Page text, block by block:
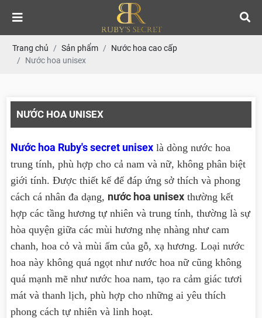
Trang chủ Sản phẩm
Nước hoa cao cấp
Nước hoa unisex
NƯỚC HOA UNISEX
Nước hoa Ruby's secret unisex là dòng nước hoa
trung tính, phù hợp cho cả nam và nữ, không phân biệt
giới tính. Được thiết kế để đáp ứng sở thích và phong
cách cá nhân đa dạng, nước hoa unisex thường kết
hợp các tầng hương tự nhiên và trung tính, thường là sự
hòa quyện giữa các mùi hương nhẹ nhàng như cam
chanh, hoa cỏ và mùi ấm của gỗ, xạ hương. Loại nước
hoa này không quá ngọt như nước hoa nữ cũng không
quá mạnh mẽ như nước hoa nam, tạo ra cảm giác tươi
mát và thanh lịch, phù hợp cho những ai yêu thích
phong cách tự nhiên và linh hoạt.